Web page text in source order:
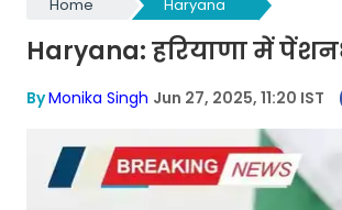
Home Haryana
Haryana: हरियाणा में
ByMonika Singh Jun 27, 2025, 11:20 IST